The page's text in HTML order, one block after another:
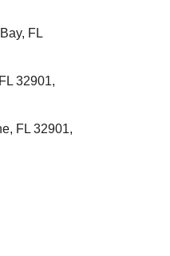
FL
32901,
FL 32901,